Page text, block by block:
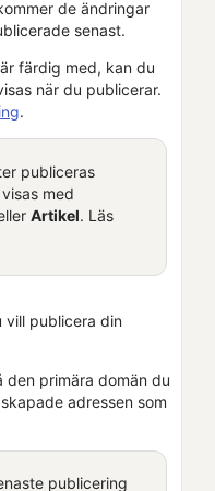
de ändringar
senast.
färdig med, kan du
när du publicerar.
.
publiceras
med
Artikel. Läs
publicera din
primära domän du
adressen som
publicering